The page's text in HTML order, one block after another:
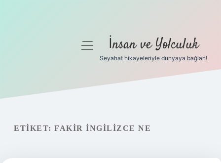
Gizlilik Politikası
menüyü İnsan ve Yolculuk
Seyahat hikayeleriyle dünyaya bağlan!
ETIKET: FAKIR INGILIZCE NE